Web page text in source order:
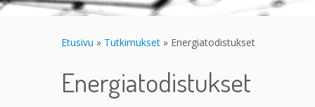
Etusivu » Tutkimukset » Energiatodistukset
Energiatodistukset